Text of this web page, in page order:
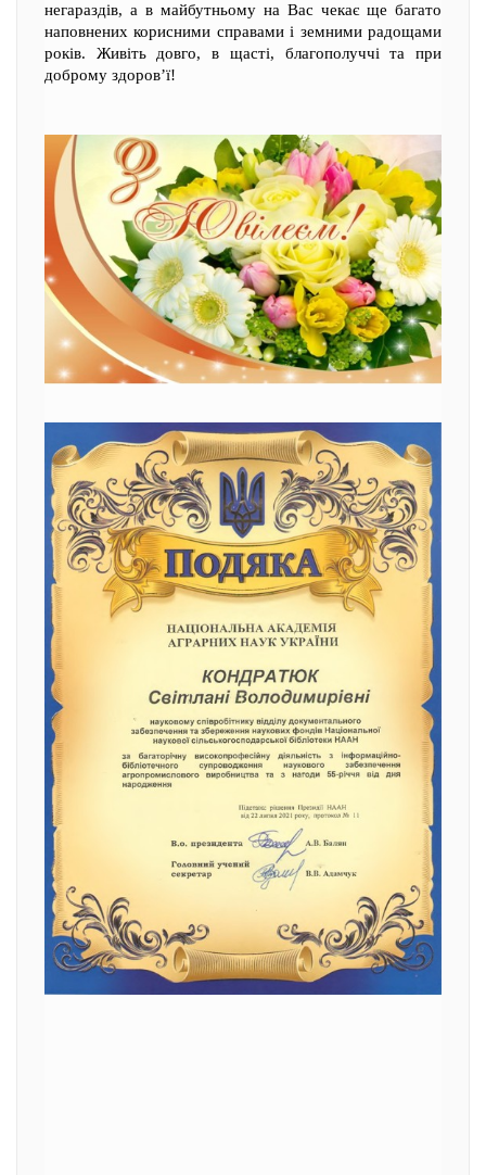
негараздів, а в майбутньому на Вас чекає ще багато
наповнених корисними справами і земними радощами
років. Живіть довго, в щасті, благополуччі та при
доброму здоров’ї!